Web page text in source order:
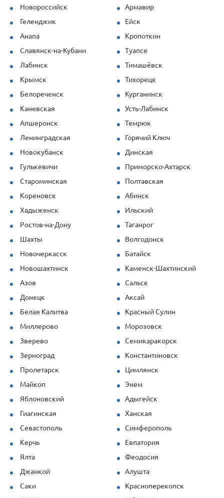
Продукция (опалубка перекрытий и
стеновая) показала себя отлично даже
Новороссийск
Армавир
Геленджик
Ейск
Анапа
Кропоткин
Славянск-на-Кубани
Туапсе
Лабинск
Тимашёвск
Крымск
Тихорецк
Белореченск
Курганинск
Каневская
Усть-Лабинск
Апшеронск
Темрюк
Ленинградская
Горячий Ключ
Новокубанск
Динская
Гулькевичи
Приморско-Ахтарск
Староминская
Полтавская
Кореновск
Абинск
Хадыженск
Ильский
Ростов-на-Дону
Таганрог
Шахты
Волгодонск
Новочеркасск
Батайск
Новошахтинск
Каменск-Шахтинский
Азов
Сальск
Донецк
Аксай
Белая Калитва
Красный Сулин
Миллерово
Морозовск
Зверево
Семикаракорск
Зерноград
Константиновск
Пролетарск
Цимлянск
Майкоп
Энем
Яблоновский
Адыгейск
Гиагинская
Ханская
Севастополь
Симферополь
Керчь
Евпатория
Ялта
Феодосия
Джанкой
Алушта
Саки
Красноперекопск